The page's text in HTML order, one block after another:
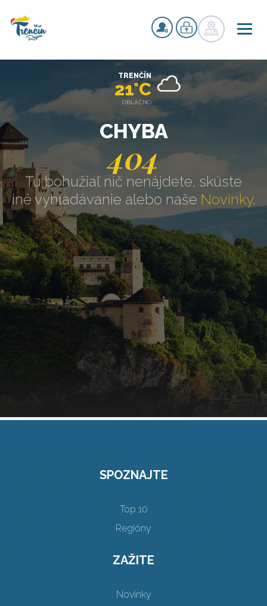
CHYBA
404
Tu bohužiaľ nič nenájdete, skúste
iné vyhľadávanie alebo naše Novinky.
TRENČÍN
21°C
OBLAČNO
SPOZNAJTE
Top 10
Regióny
ZAŽITE
Novinky